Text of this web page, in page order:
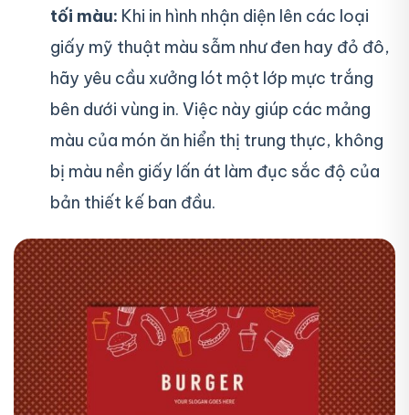
tối màu: Khi in hình nhận diện lên các loại
giấy mỹ thuật màu sẫm như đen hay đỏ đô,
hãy yêu cầu xưởng lót một lớp mực trắng
bên dưới vùng in. Việc này giúp các mảng
màu của món ăn hiển thị trung thực, không
bị màu nền giấy lấn át làm đục sắc độ của
bản thiết kế ban đầu.